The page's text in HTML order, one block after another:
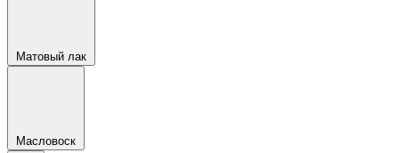
Матовый лак
Масловоск